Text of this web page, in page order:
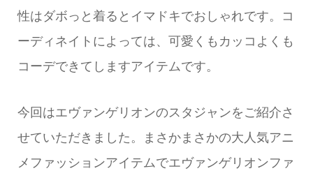
性はダボっと着るとイマドキでおしゃれです。コ
ーディネイトによっては、可愛くもカッコよくも
コーデできてしますアイテムです。
今回はエヴァンゲリオンのスタジャンをご紹介さ
せていただきました。まさかまさかの大人気アニ
メファッションアイテムでエヴァンゲリオンファ